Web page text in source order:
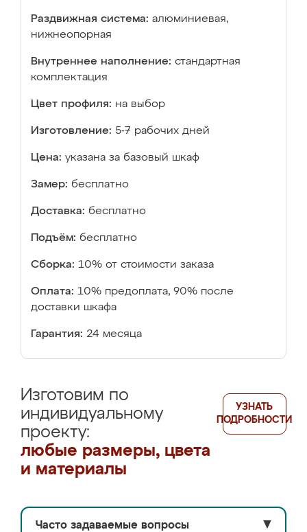
Раздвижная система: алюминиевая,
нижнеопорная
Внутреннее наполнение: стандартная
комплектация
Цвет профиля: на выбор
Изготовление: 5-7 рабочих дней
Цена: указана за базовый шкаф
Замер: бесплатно
Доставка: бесплатно
Подъём: бесплатно
Сборка: 10% от стоимости заказа
Оплата: 10% предоплата, 90% после
доставки шкафа
Гарантия: 24 месяца
Изготовим по
индивидуальному
проекту:
любые размеры, цвета
и материалы
УЗНАТЬ
ПОДРОБНОСТИ
Часто задаваемые вопросы ▼